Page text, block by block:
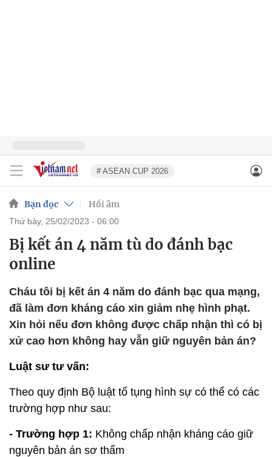
# ASEAN CUP 2026
Bạn đọc Hồi âm
thứ bảy, 25/02/2023 - 06:00
Bị kết án 4 năm tù do đánh bạc
online
Cháu tôi bị kết án 4 năm do đánh bạc qua mạng,
đã làm đơn kháng cáo xin giảm nhẹ hình phạt.
Xin hỏi nếu đơn không được chấp nhận thì có bị
xử cao hơn không hay vẫn giữ nguyên bản án?
Luật sư tư vấn:
Theo quy định Bộ luật tố tụng hình sự có thể có các
trường hợp như sau:
- Trường hợp 1: Không chấp nhận kháng cáo giữ
nguyên bản án sơ thẩm